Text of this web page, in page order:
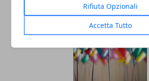
Rifiuta Opzionali
Accetta Tutto